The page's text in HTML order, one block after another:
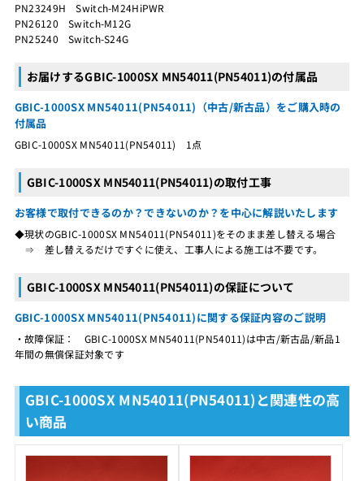
PN23249H Switch-M24HiPWR
PN26120 Switch-M12G
PN25240 Switch-S24G
お届けするGBIC-1000SX MN54011(PN54011)の付属品
GBIC-1000SX MN54011(PN54011)（中古/新古品）をご購入時の
付属品
GBIC-1000SX MN54011(PN54011) 1点
GBIC-1000SX MN54011(PN54011)の取付工事
お客様で取付できるのか？できないのか？を中心に解説いたします
◆現状のGBIC-1000SX MN54011(PN54011)をそのまま差し替える場合
⇒ 差し替えるだけですぐに使え、工事人による施工は不要です。
GBIC-1000SX MN54011(PN54011)の保証について
GBIC-1000SX MN54011(PN54011)に関する保証内容のご説明
・故障保証： GBIC-1000SX MN54011(PN54011)は中古/新古品/新品1
年間の無償保証対象です
GBIC-1000SX MN54011(PN54011)と関連性の高
い商品